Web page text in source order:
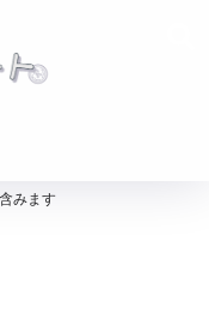
みます